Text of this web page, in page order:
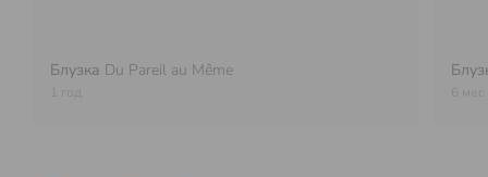
Блузка Du Pareil au Même
6 мес